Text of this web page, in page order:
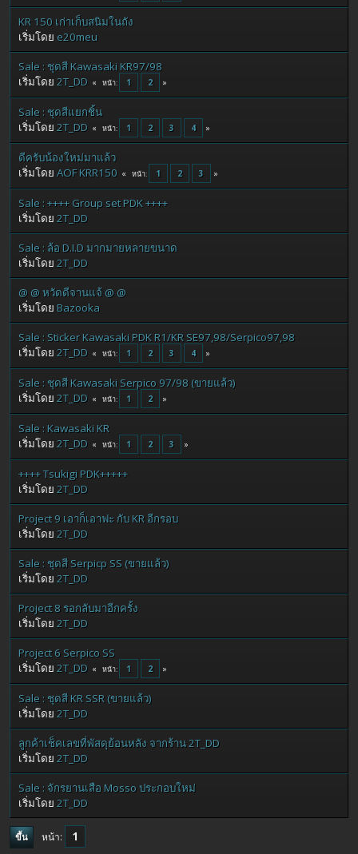
KR 150 เก่าเก็บสนิมในถัง
เริ่มโดย e20meu
Sale : ชุดสี Kawasaki KR97/98
เริ่มโดย 2T_DD หน้า 1 2
Sale : ชุดสีแยกชิ้น
เริ่มโดย 2T_DD หน้า 1 2 3 4
ดีครับน้องใหม่มาแล้ว
เริ่มโดย AOF KRR150 หน้า 1 2 3
Sale : ++++ Group set PDK ++++
เริ่มโดย 2T_DD
Sale : ล้อ D.I.D มากมายหลายขนาด
เริ่มโดย 2T_DD
@ @ หวัดดีจานแจ้ @ @
เริ่มโดย Bazooka
Sale : Sticker Kawasaki PDK R1/KR SE97,98/Serpico97,98
เริ่มโดย 2T_DD หน้า 1 2 3 4
Sale : ชุดสี Kawasaki Serpico 97/98 (ขายแล้ว)
เริ่มโดย 2T_DD หน้า 1 2
Sale : Kawasaki KR
เริ่มโดย 2T_DD หน้า 1 2 3
++++ Tsukigi PDK+++++
เริ่มโดย 2T_DD
Project 9 เอาก็เอาฟะ กับ KR อีกรอบ
เริ่มโดย 2T_DD
Sale : ชุดสี Serpicp SS (ขายแล้ว)
เริ่มโดย 2T_DD
Project 8 รอกลับมาอีกครั้ง
เริ่มโดย 2T_DD
Project 6 Serpico SS
เริ่มโดย 2T_DD หน้า 1 2
Sale : ชุดสี KR SSR (ขายแล้ว)
เริ่มโดย 2T_DD
ลูกค้าเช็คเลขที่พัสดุย้อนหลัง จากร้าน 2T_DD
เริ่มโดย 2T_DD
Sale : จักรยานเสือ Mosso ประกอบใหม่
เริ่มโดย 2T_DD
ขึ้น หน้า 1